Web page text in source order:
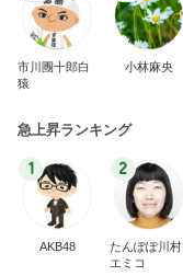
市川團十郎白
猿
小林麻央
急上昇ランキング
1
AKB48
2
たんぽぽ川村
エミコ